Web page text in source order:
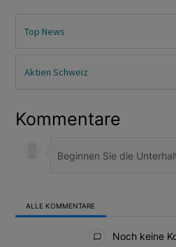
Top News
Aktien Schweiz
Kommentare
ALLE KOMMENTARE
Noch keine